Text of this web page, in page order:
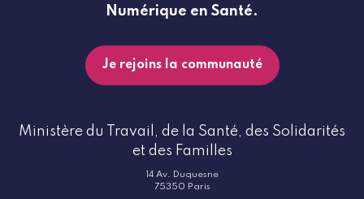
Numérique en Santé.
Je rejoins la communauté
Ministère du Travail, de la Santé, des Solidarités
et des Familles
14 Av. Duquesne
75350 Paris